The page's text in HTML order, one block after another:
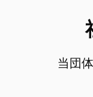
当団